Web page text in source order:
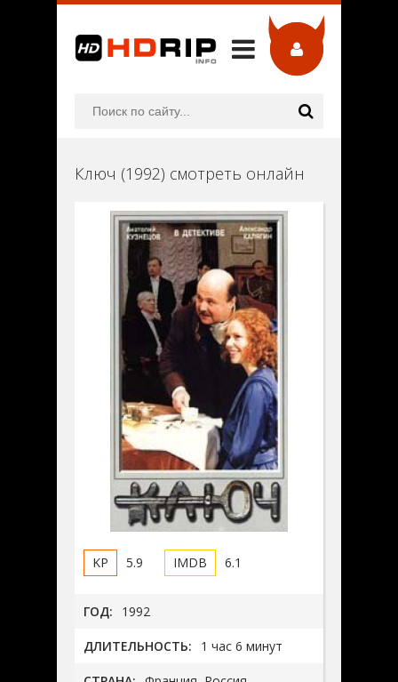
Ключ (1992) смотреть онлайн
5.9 6.1
ГОД: 1992
ДЛИТЕЛЬНОСТЬ: 1 час 6 минут